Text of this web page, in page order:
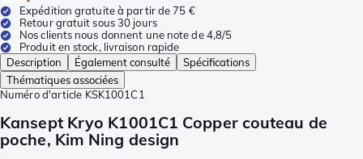
Expédition gratuite à partir de 75 €
Retour gratuit sous 30 jours
Nos clients nous donnent une note de 4,8/5
Produit en stock, livraison rapide
Description
Également consulté
Spécifications
Thématiques associées
Numéro d'article KSK1001C1
Kansept Kryo K1001C1 Copper couteau de
poche, Kim Ning design